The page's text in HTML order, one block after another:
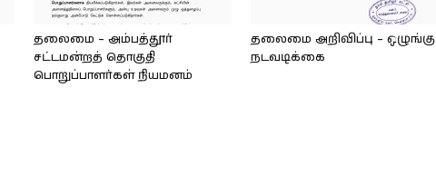
தலைமை – அம்பத்தூர்
சட்டமன்றத் தொகுதி
பொறுப்பாளர்கள் நியமனம்
தலைமை அறிவிப்பு – ஒழுங்கு
நடவடிக்கை